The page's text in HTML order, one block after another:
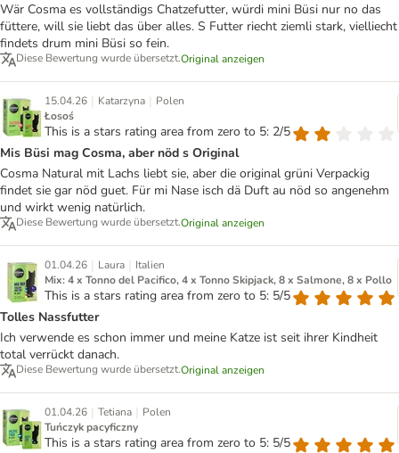
Wär Cosma es vollständigs Chatzefutter, würdi mini Büsi nur no das
füttere, will sie liebt das über alles. S Futter riecht ziemli stark, vielliecht
findets drum mini Büsi so fein.
Diese Bewertung wurde übersetzt.Original anzeigen
15.04.26 | Katarzyna | Polen
Łosoś
This is a stars rating area from zero to 5: 2/5
Mis Büsi mag Cosma, aber nöd s Original
Cosma Natural mit Lachs liebt sie, aber die original grüni Verpackig
findet sie gar nöd guet. Für mi Nase isch dä Duft au nöd so angenehm
und wirkt wenig natürlich.
Diese Bewertung wurde übersetzt.Original anzeigen
01.04.26 | Laura | Italien
Mix: 4 x Tonno del Pacifico, 4 x Tonno Skipjack, 8 x Salmone, 8 x Pollo
This is a stars rating area from zero to 5: 5/5
Tolles Nassfutter
Ich verwende es schon immer und meine Katze ist seit ihrer Kindheit
total verrückt danach.
Diese Bewertung wurde übersetzt.Original anzeigen
01.04.26 | Tetiana | Polen
Tuńczyk pacyficzny
This is a stars rating area from zero to 5: 5/5